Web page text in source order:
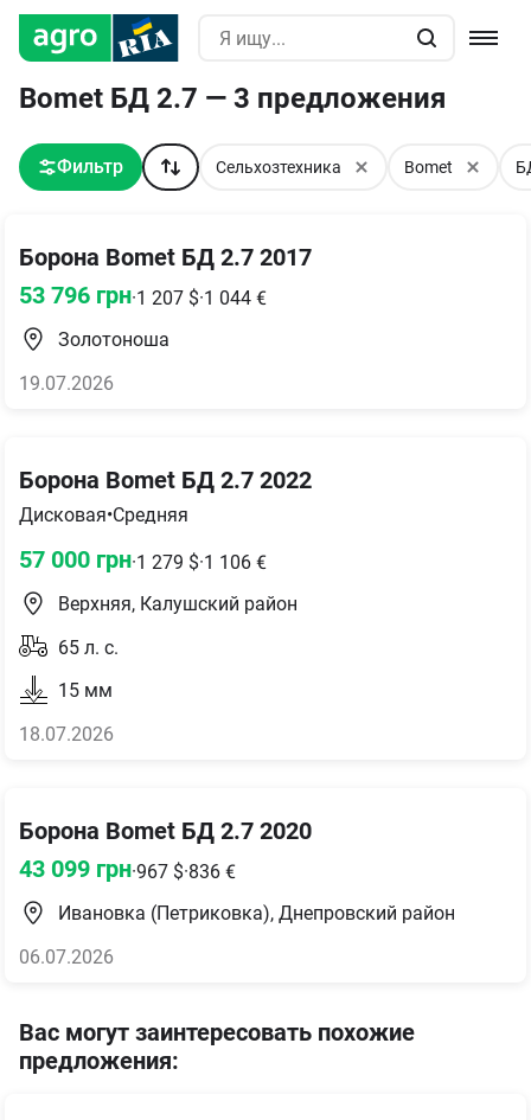
Bomet БД 2.7 — 3 предложения
Фильтр Сельхозтехника Bomet
Борона Bomet БД 2.7 2017
53 796 грн·1 207 $·1 044 €
Золотоноша
19.07.2026
Борона Bomet БД 2.7 2022
Дисковая•Средняя
57 000 грн·1 279 $·1 106 €
Верхняя, Калушский район
65 л. с.
15 мм
18.07.2026
Борона Bomet БД 2.7 2020
43 099 грн·967 $·836 €
Ивановка (Петриковка), Днепровский район
06.07.2026
Вас могут заинтересовать похожие
предложения: